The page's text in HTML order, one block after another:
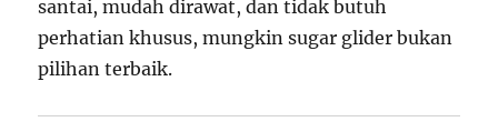
santai, mudah dirawat, dan tidak butuh
perhatian khusus, mungkin sugar glider bukan
pilihan terbaik.